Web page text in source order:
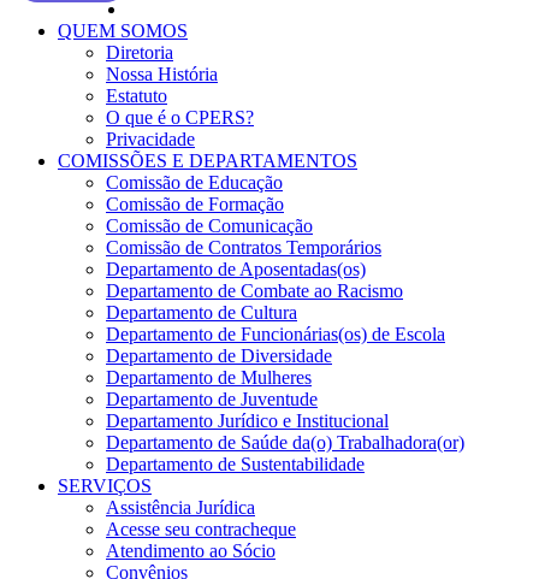
QUEM SOMOS
Diretoria
Nossa História
Estatuto
O que é o CPERS?
Privacidade
COMISSÕES E DEPARTAMENTOS
Comissão de Educação
Comissão de Formação
Comissão de Comunicação
Comissão de Contratos Temporários
Departamento de Aposentadas(os)
Departamento de Combate ao Racismo
Departamento de Cultura
Departamento de Funcionárias(os) de Escola
Departamento de Diversidade
Departamento de Mulheres
Departamento de Juventude
Departamento Jurídico e Institucional
Departamento de Saúde da(o) Trabalhadora(or)
Departamento de Sustentabilidade
SERVIÇOS
Assistência Jurídica
Acesse seu contracheque
Atendimento ao Sócio
Convênios